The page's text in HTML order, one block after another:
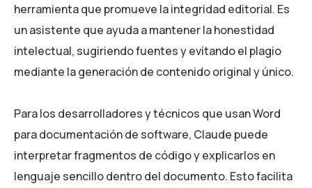
herramienta que promueve la integridad editorial. Es
un asistente que ayuda a mantener la honestidad
intelectual, sugiriendo fuentes y evitando el plagio
mediante la generación de contenido original y único.
Para los desarrolladores y técnicos que usan Word
para documentación de software, Claude puede
interpretar fragmentos de código y explicarlos en
lenguaje sencillo dentro del documento. Esto facilita